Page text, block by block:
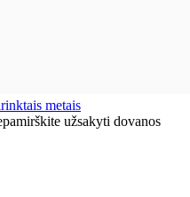
metais
užsakyti dovanos